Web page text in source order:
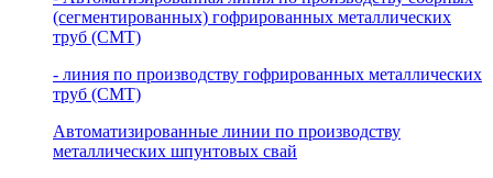
(сегментированных) гофрированных металлических
труб (СМТ)
- линия по производству гофрированных металлических
труб (СМТ)
Автоматизированные линии по производству
металлических шпунтовых свай